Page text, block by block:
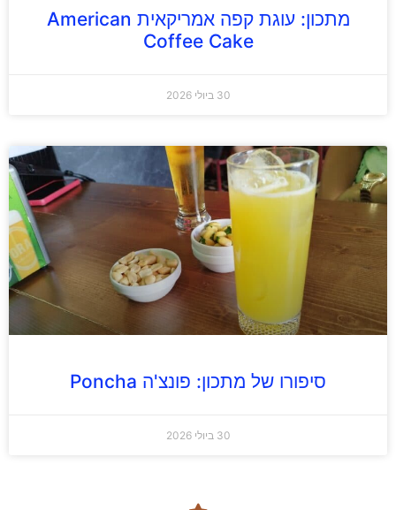
מתכון: עוגת קפה אמריקאית American
Coffee Cake
30 ביולי 2026
סיפורו של מתכון: פונצ'ה Poncha
30 ביולי 2026